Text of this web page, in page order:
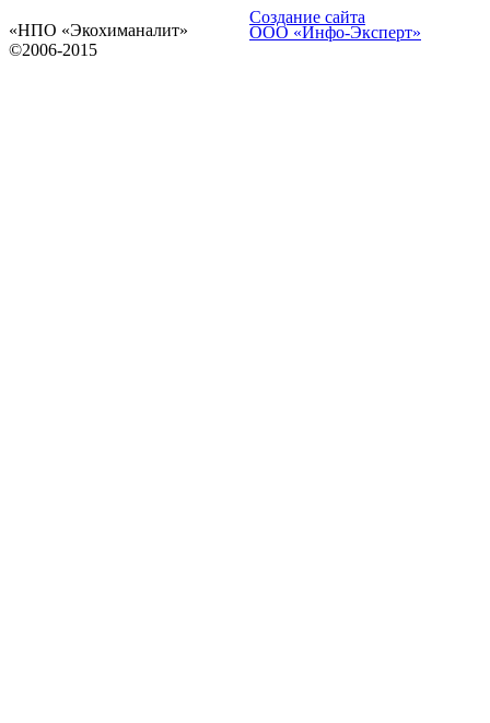
«НПО «Экохиманалит»
©2006-2015
Создание сайта
ООО «Инфо-Эксперт»